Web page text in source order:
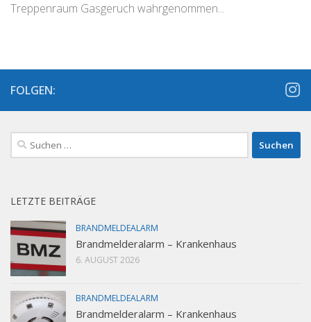
Treppenraum Gasgeruch wahrgenommen...
FOLGEN:
Suchen
nach:
LETZTE BEITRÄGE
BRANDMELDEALARM
Brandmelderalarm – Krankenhaus
6. AUGUST 2026
BRANDMELDEALARM
Brandmelderalarm – Krankenhaus